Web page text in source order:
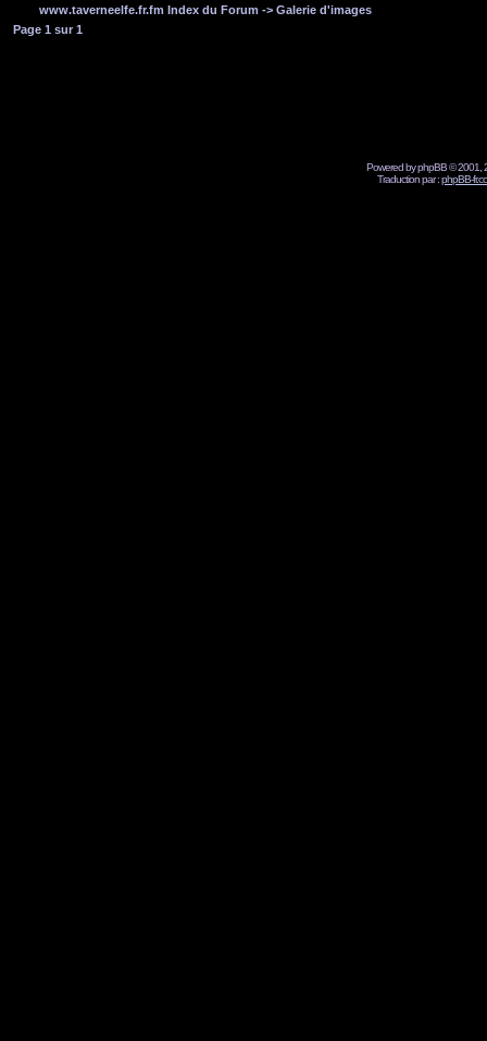
www.taverneelfe.fr.fm Index du Forum -> Galerie d'images
Page 1 sur1
Powered by phpBB © 2001,
Traduction par :phpBB-